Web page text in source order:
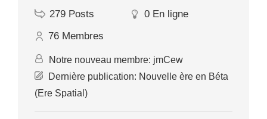
279 Posts 0 En ligne
76 Membres
Notre nouveau membre: jmCew
Dernière publication: Nouvelle ère en Béta
(Ere Spatial)